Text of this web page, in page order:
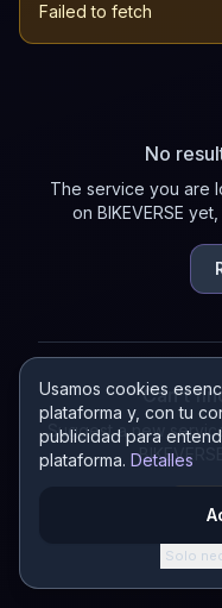
Usamos cookies
plataforma y, con tu
publicidad para
plataforma. Detalles
Solo
Failed to fetch
No
The service you are
on BIKEVERSE
Can't
Suggest a new